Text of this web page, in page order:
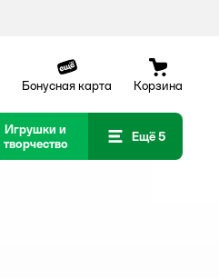
Бонусная карта Корзина
Игрушки и
творчество
Ещё 5